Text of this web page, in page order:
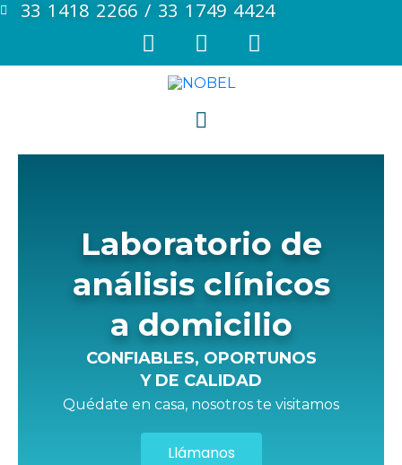
33 1418 2266 / 33 1749 4424
Laboratorio de
análisis clínicos
a domicilio
CONFIABLES, OPORTUNOS
Y DE CALIDAD
Quédate en casa, nosotros te visitamos
Llámanos